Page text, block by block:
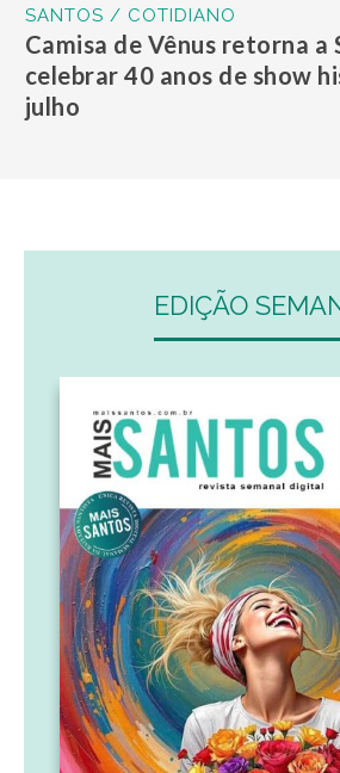
SANTOS / COTIDIANO
Camisa de Vênus retorna a
celebrar 40 anos de show
julho
EDIÇÃO